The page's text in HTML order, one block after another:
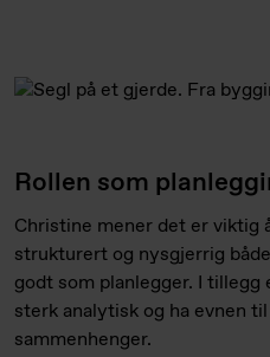
Rollen som
Christine mener det er viktig
strukturert og nysgjerrig
godt som planlegger. I
sterk analytisk og ha evnen
sammenhenger.